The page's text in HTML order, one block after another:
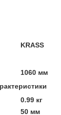
KRASS
1060 мм
0.99 кг
50 мм